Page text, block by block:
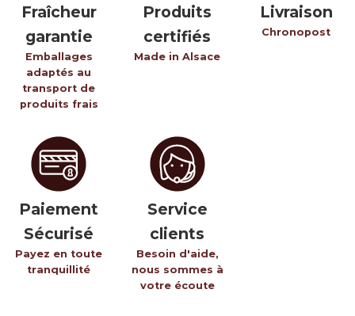
Fraîcheur
garantie
Emballages
adaptés au
transport de
produits frais
Produits
certifiés
Made in Alsace
Livraison
Chronopost
Paiement
Sécurisé
Payez en toute
tranquillité
Service
clients
Besoin d'aide,
nous sommes à
votre écoute